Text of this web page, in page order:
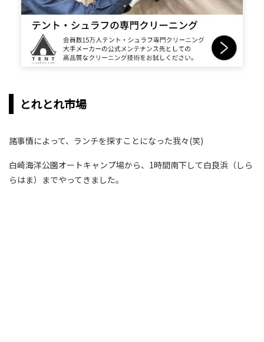
とれとれ市場
諸事情によって、ランチを探すことになった我々(笑)
白崎海洋公園オートキャンプ場から、1時間南下して白良浜（しら
らはま）までやってきました。